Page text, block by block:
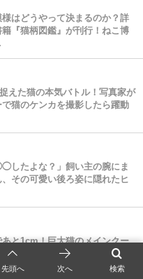
はどうやって決まるのか？詳
籍『猫柄図鑑』が刊行！ねこ博
えた猫の本気バトル！写真家が
猫のケンカを撮影したら躍動
したよな？」飼い主の腕にま
その可愛い後ろ姿に隠れたヒ
と1cm！巨大猫のメインクー
検索
先頭へ 次へ